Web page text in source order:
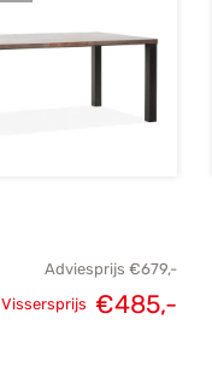
Adviesprijs €679,-
Vissersprijs €485,-